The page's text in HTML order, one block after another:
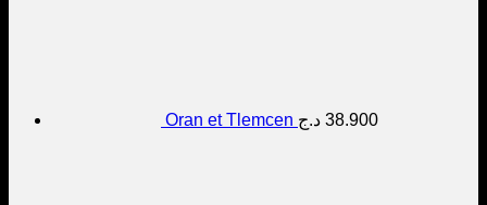
Oran et Tlemcen 38.900 د.ج